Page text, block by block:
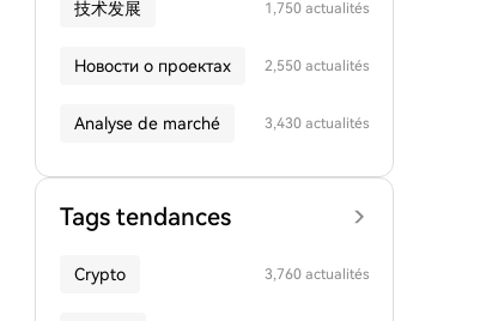
技术发展 1,750 actualités
Новости о проектах 2,550 actualités
Analyse de marché 3,430 actualités
Tags tendances
Crypto 3,760 actualités